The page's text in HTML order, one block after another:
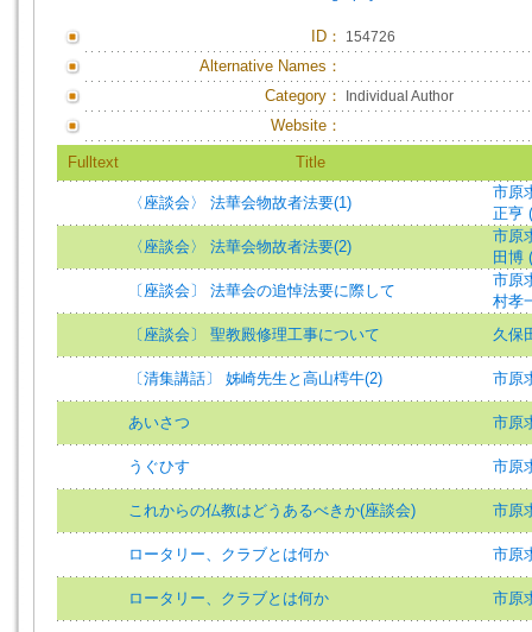
ID ： 154726
Alternative Names：
Category：
Individual Author
Website：
Fulltext Title
〈座談会〉 法華会物故者法要(1)
市原
正亨
〈座談会〉 法華会物故者法要(2)
市原
田博
〔座談会〕 法華会の追悼法要に際して
市原
村孝
〔座談会〕 聖教殿修理工事について
久保
〔清集講話〕 姊崎先生と高山樗牛(2) 市原
あいさつ 市原
うぐひす 市原
これからの仏教はどうあるべきか(座談会) 市原
ロータリー、クラブとは何か 市原
ロータリー、クラブとは何か 市原